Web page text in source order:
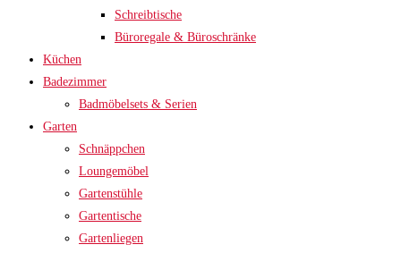
Schreibtische
Büroregale & Büroschränke
Küchen
Badezimmer
Badmöbelsets & Serien
Garten
Schnäppchen
Loungemöbel
Gartenstühle
Gartentische
Gartenliegen